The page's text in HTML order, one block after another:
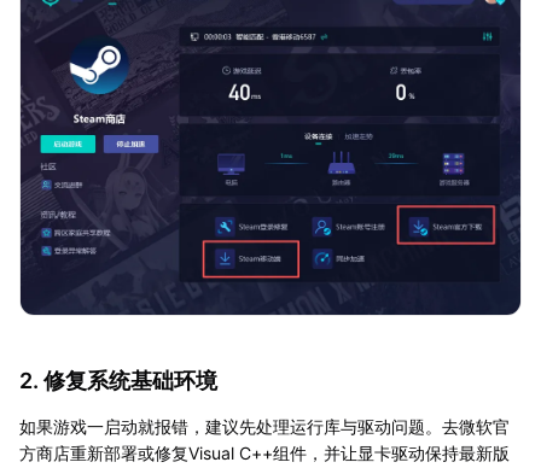
2. 修复系统基础环境
如果游戏一启动就报错，建议先处理运行库与驱动问题。去微软官
方商店重新部署或修复Visual C++组件，并让显卡驱动保持最新版